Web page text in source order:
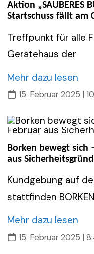
Aktion „SAUBERES
Startschuss fällt am
Treffpunkt für alle
Gerätehaus der
Mehr dazu lesen
15. Februar 2025 |
Borken bewegt sich
aus
Kundgebung auf
stattfinden BORKEN
Mehr dazu lesen
15. Februar 2025 |